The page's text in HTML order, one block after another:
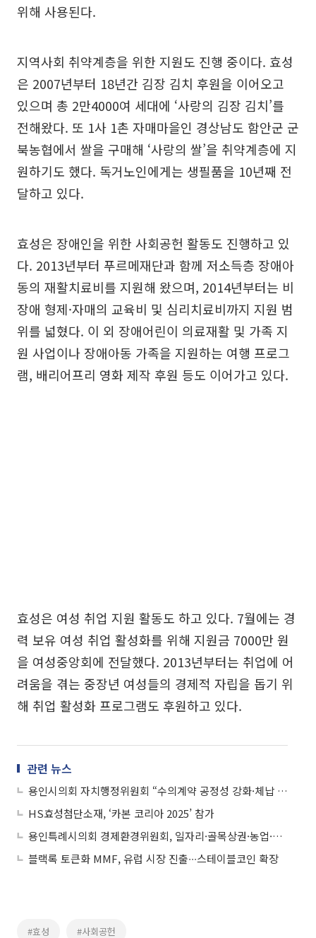
위해 사용된다.
지역사회 취약계층을 위한 지원도 진행 중이다. 효성
은 2007년부터 18년간 김장 김치 후원을 이어오고
있으며 총 2만4000여 세대에 ‘사랑의 김장 김치’를
전해왔다. 또 1사 1촌 자매마을인 경상남도 함안군 군
북농협에서 쌀을 구매해 ‘사랑의 쌀’을 취약계층에 지
원하기도 했다. 독거노인에게는 생필품을 10년째 전
달하고 있다.
효성은 장애인을 위한 사회공헌 활동도 진행하고 있
다. 2013년부터 푸르메재단과 함께 저소득층 장애아
동의 재활치료비를 지원해 왔으며, 2014년부터는 비
장애 형제·자매의 교육비 및 심리치료비까지 지원 범
위를 넓혔다. 이 외 장애어린이 의료재활 및 가족 지
원 사업이나 장애아동 가족을 지원하는 여행 프로그
램, 배리어프리 영화 제작 후원 등도 이어가고 있다.
효성은 여성 취업 지원 활동도 하고 있다. 7월에는 경
력 보유 여성 취업 활성화를 위해 지원금 7000만 원
을 여성중앙회에 전달했다. 2013년부터는 취업에 어
려움을 겪는 중장년 여성들의 경제적 자립을 돕기 위
해 취업 활성화 프로그램도 후원하고 있다.
관련 뉴스
용인시의회 자치행정위원회 “수의계약 공정성 강화·체납 징수 실효성 확보” 집중 질타
HS효성첨단소재, ‘카본 코리아 2025’ 참가
용인특례시의회 경제환경위원회, 일자리·골목상권·농업·축산·동물복지 전 분야 ‘정밀감사’
블랙록 토큰화 MMF, 유럽 시장 진출∙∙∙스테이블코인 확장
#효성 #사회공헌